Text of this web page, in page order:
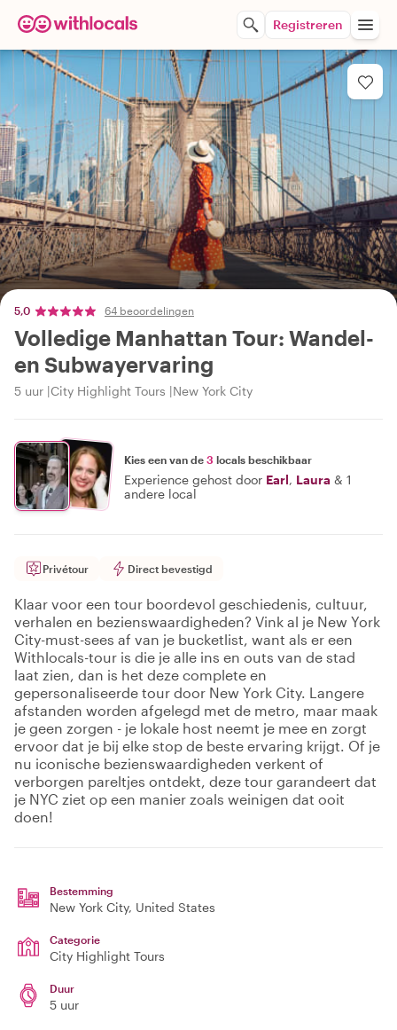
Registreren
5,0 64 beoordelingen
Volledige Manhattan Tour: Wandel-
en Subwayervaring
5 uur City Highlight Tours New York City
Kies een van de 3 locals beschikbaar
Experience gehost door Earl, Laura & 1
andere local
Privétour Direct bevestigd
Klaar voor een tour boordevol geschiedenis, cultuur,
verhalen en bezienswaardigheden? Vink al je New York
City-must-sees af van je bucketlist, want als er een
Withlocals-tour is die je alle ins en outs van de stad
laat zien, dan is het deze complete en
gepersonaliseerde tour door New York City. Langere
afstanden worden afgelegd met de metro, maar maak
je geen zorgen - je lokale host neemt je mee en zorgt
ervoor dat je bij elke stop de beste ervaring krijgt. Of je
nu iconische bezienswaardigheden verkent of
verborgen pareltjes ontdekt, deze tour garandeert dat
je NYC ziet op een manier zoals weinigen dat ooit
doen!
Bestemming
New York City, United States
Categorie
City Highlight Tours
Duur
5 uur